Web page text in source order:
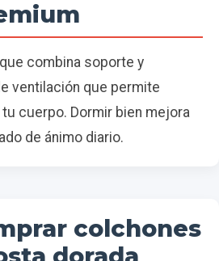
combina soporte y
ventilación que permite
cuerpo. Dormir bien mejora
de ánimo diario.
colchones
dorada